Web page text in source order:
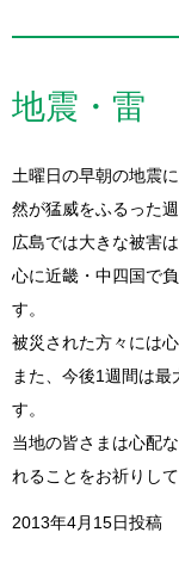
地震・雷
土曜日の早朝の地震
然が猛威をふるった週
広島では大きな被害
心に近畿・中四国で
す。
被災された方々には
また、今後1週間は
す。
当地の皆さまは心配
れることをお祈りして
2013年4月15日投稿